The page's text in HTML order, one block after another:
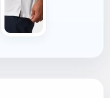
má klasický
a jachtařskou